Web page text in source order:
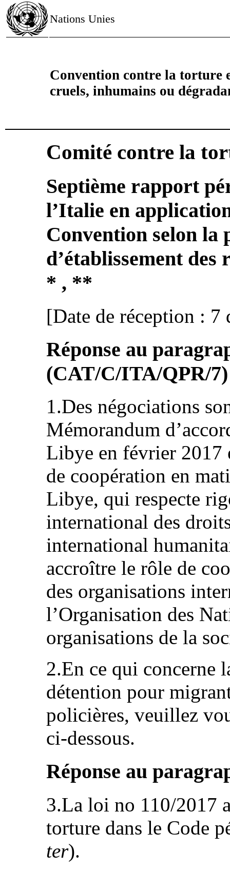
Nations Unies
Convention contre la torture
cruels, inhumains ou
Comité contre la
Septième rapport
l’Italie en
Convention selon la
d’établissement
* , **
[Date de réception : 7
Réponse au
(CAT/C/ITA/QPR/7)
1.Des négociations
Mémorandum
Libye en février 2017
de coopération en
Libye, qui respecte
international des
international
accroître le rôle de
des organisations
l’Organisation des
organisations de la
2.En ce qui concerne
détention pour
policières, veuillez
ci-dessous.
Réponse au
3.La loi no 110/2017
torture dans le Code
ter).